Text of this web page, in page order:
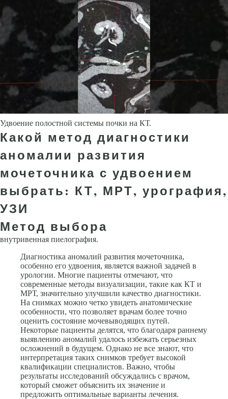
Удвоение полостной системы почки на КТ.
Какой метод диагностики
аномалии развития
мочеточника с удвоением
выбрать: КТ, МРТ, урография,
УЗИ
Метод выбора
внутривенная пиелография.
Диагностика аномалий развития мочеточника,
особенно его удвоения, является важной задачей в
урологии. Многие пациенты отмечают, что
современные методы визуализации, такие как КТ и
МРТ, значительно улучшили качество диагностики.
На снимках можно четко увидеть анатомические
особенности, что позволяет врачам более точно
оценить состояние мочевыводящих путей.
Некоторые пациенты делятся, что благодаря раннему
выявлению аномалий удалось избежать серьезных
осложнений в будущем. Однако не все знают, что
интерпретация таких снимков требует высокой
квалификации специалистов. Важно, чтобы
результаты исследований обсуждались с врачом,
который сможет объяснить их значение и
предложить оптимальные варианты лечения.